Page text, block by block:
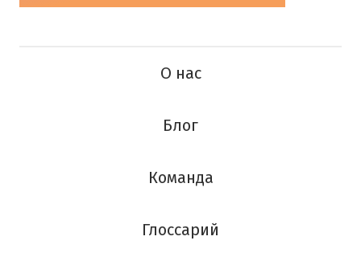
О нас
Блог
Команда
Глоссарий